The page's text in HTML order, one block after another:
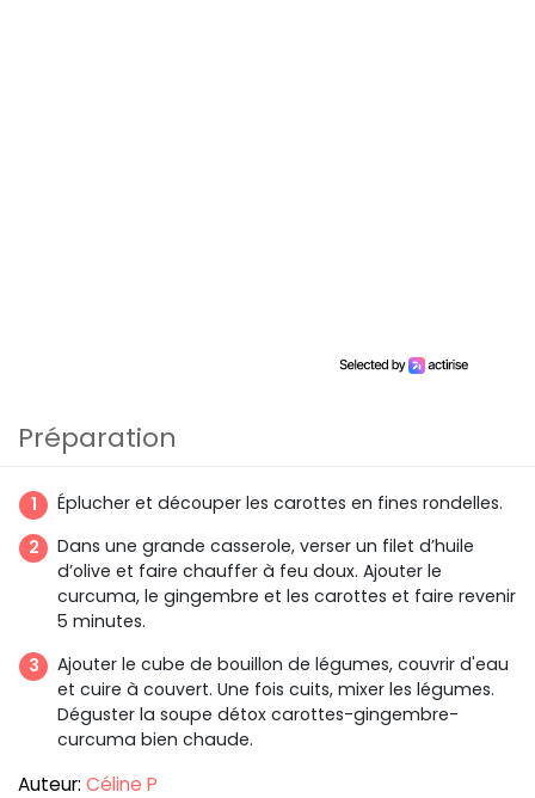
Préparation
Éplucher et découper les carottes en fines rondelles.
Dans une grande casserole, verser un filet d’huile
d’olive et faire chauffer à feu doux. Ajouter le
curcuma, le gingembre et les carottes et faire revenir
5 minutes.
Ajouter le cube de bouillon de légumes, couvrir d'eau
et cuire à couvert. Une fois cuits, mixer les légumes.
Déguster la soupe détox carottes-gingembre-
curcuma bien chaude.
Auteur: Céline P